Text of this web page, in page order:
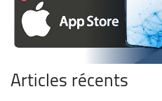
Articles récents